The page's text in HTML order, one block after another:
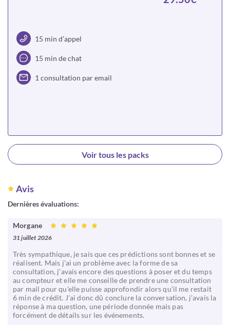
15 min d’appel
15 min de chat
1 consultation par email
Choisir
Voir tous les packs
Avis
Dernières évaluations:
Morgane
31 juillet 2026
Très sympathique, je sais que ces prédictions sont bonnes et se
réalisent. Mais j’ai un problème avec la forme de sa
consultation, j’avais encore des questions à poser et du temps
au compteur et elle me conseille de prendre une consultation
par mail pour qu’elle puisse approfondir alors qu’il me restait
6 min de crédit. J’ai donc dû conclure la conversation, j’avais la
réponse à ma question, une période donnée mais pas
forcément de détails sur les événements.